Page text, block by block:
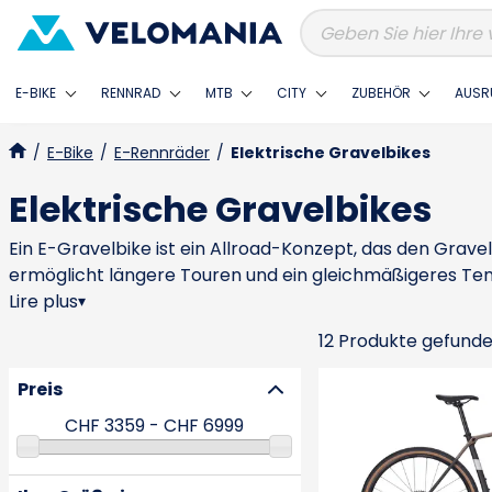
E-BIKE RENNRAD MTB CITY ZUBEHÖR
/ E-Bike / E-Rennräder / Elektrische Gravelbikes
Elektrische Gravelbikes
Ein E-Gravelbike ist ein Allroad-Konzept, das den
ermöglicht längere Touren und ein gleichmäßigeres
Motorintegration, Fahrgefühl ohne oder mit geringer
nicht Terrain, Fahrergewicht, Reifendruck und Fahrstil
Reise sinnvoll sein, weil es mit Schutzblechen,
zu sportlicher Sitzposition oder falschen Reifen, die
praxisorientierte Plattformen mit sauberer
Lapierre mit Crosshill-Ansätzen für zugängliche
Gravel wählen, das überall gern gefahren wird, nicht
Lire plus▾
Preis
12 Produkte